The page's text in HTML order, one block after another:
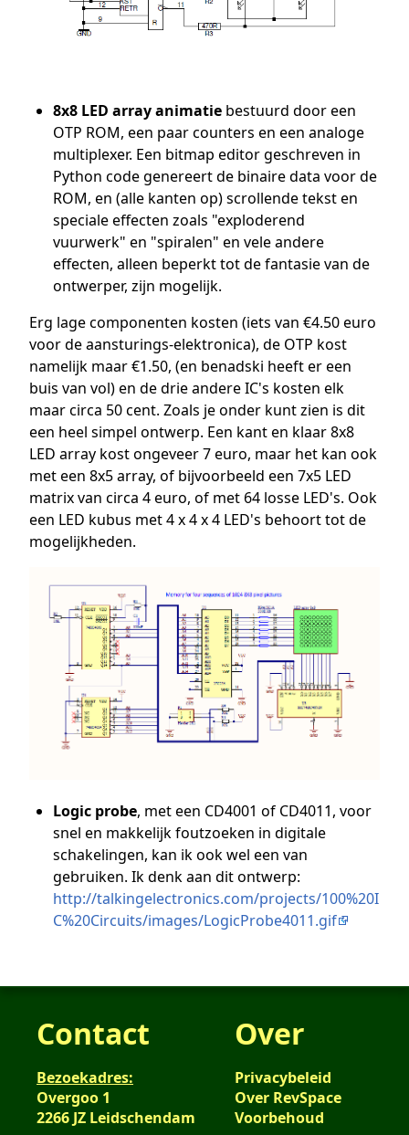
8x8 LED array animatiebestuurd door een
OTP ROM, een paar counters en een analoge
multiplexer. Een bitmap editor geschreven in
Python code genereert de binaire data voor de
ROM, en (alle kanten op) scrollende tekst en
speciale effecten zoals "exploderend
vuurwerk" en "spiralen" en vele andere
effecten, alleen beperkt tot de fantasie van de
ontwerper, zijn mogelijk.
Erg lage componenten kosten (iets van €4.50 euro
voor de aansturings-elektronica), de OTP kost
namelijk maar €1.50, (en benadski heeft er een
buis van vol) en de drie andere IC's kosten elk
maar circa 50 cent. Zoals je onder kunt zien is dit
een heel simpel ontwerp. Een kant en klaar 8x8
LED array kost ongeveer 7 euro, maar het kan ook
met een 8x5 array, of bijvoorbeeld een 7x5 LED
matrix van circa 4 euro, of met 64 losse LED's. Ook
een LED kubus met 4 x 4 x 4 LED's behoort tot de
mogelijkheden.
Logic probe, met een CD4001 of CD4011, voor
snel en makkelijk foutzoeken in digitale
schakelingen, kan ik ook wel een van
gebruiken. Ik denk aan dit ontwerp:
http://talkingelectronics.com/projects/100%20I
C%20Circuits/images/LogicProbe4011.gif
Contact
Bezoekadres:
Overgoo 1
2266 JZ Leidschendam
Over
Privacybeleid
Over RevSpace
Voorbehoud